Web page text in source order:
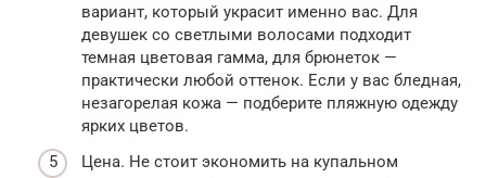
вариант, который украсит именно вас. Для
девушек со светлыми волосами подходит
темная цветовая гамма, для брюнеток —
практически любой оттенок. Если у вас бледная,
незагорелая кожа — подберите пляжную одежду
ярких цветов.
Цена. Не стоит экономить на купальном